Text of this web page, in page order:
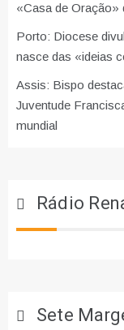
«Casa de Oração»
Porto: Diocese
nasce das «ideias
Assis: Bispo
Juventude
mundial
Rádio
Sete